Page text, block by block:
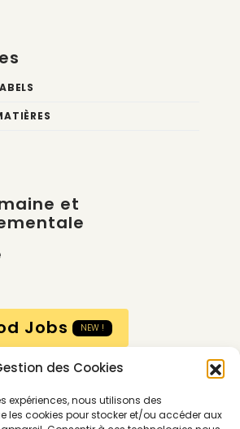
des Cookies
expériences, nous utilisons des
les cookies pour stocker et/ou accéder aux
et
Jobs
NEW !